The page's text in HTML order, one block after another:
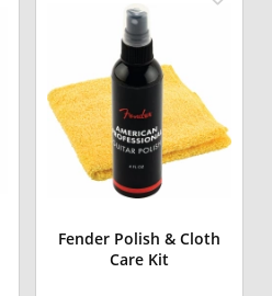
Fender Polish & Cloth
Care Kit